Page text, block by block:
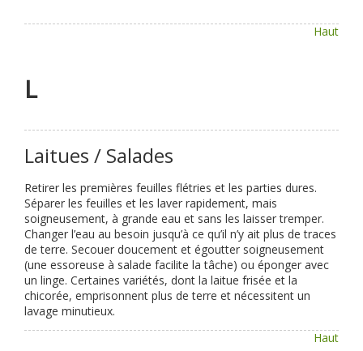
Haut
L
Laitues / Salades
Retirer les premières feuilles flétries et les parties dures.
Séparer les feuilles et les laver rapidement, mais
soigneusement, à grande eau et sans les laisser tremper.
Changer l’eau au besoin jusqu’à ce qu’il n’y ait plus de traces
de terre. Secouer doucement et égoutter soigneusement
(une essoreuse à salade facilite la tâche) ou éponger avec
un linge. Certaines variétés, dont la laitue frisée et la
chicorée, emprisonnent plus de terre et nécessitent un
lavage minutieux.
Haut